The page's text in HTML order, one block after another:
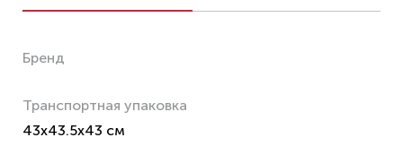
Бренд
Транспортная упаковка
43x43.5x43 см